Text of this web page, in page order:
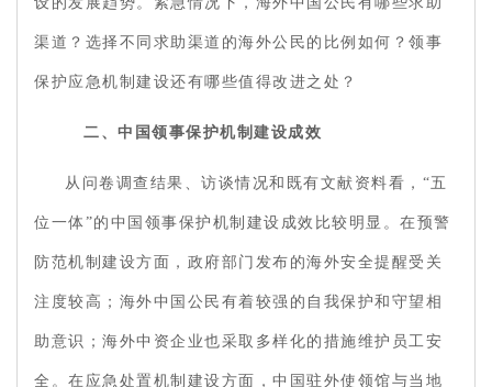
渠道？选择不同求助渠道的海外公民的比例如何？领事
保护应急机制建设还有哪些值得改进之处？
二、中国领事保护机制建设成效
从问卷调查结果、访谈情况和既有文献资料看，“五
位一体”的中国领事保护机制建设成效比较明显。在预警
防范机制建设方面，政府部门发布的海外安全提醒受关
注度较高；海外中国公民有着较强的自我保护和守望相
助意识；海外中资企业也采取多样化的措施维护员工安
全。在应急处置机制建设方面，中国驻外使领馆与当地